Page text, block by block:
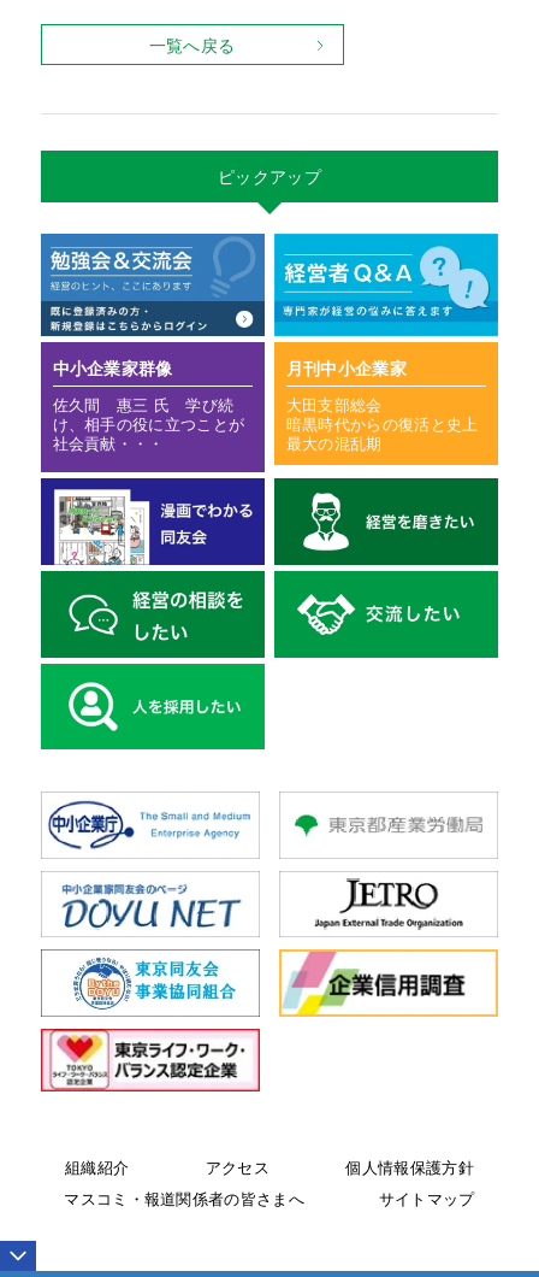
一覧へ戻る
ピックアップ
中小企業家群像
佐久間 惠三 氏 学び続
け、相手の役に立つことが
社会貢献・・・
月刊中小企業家
大田支部総会
暗黒時代からの復活と史上
最大の混乱期
組織紹介 アクセス
個人情報保護方針
マスコミ・報道関係者の皆さまへ
サイトマップ